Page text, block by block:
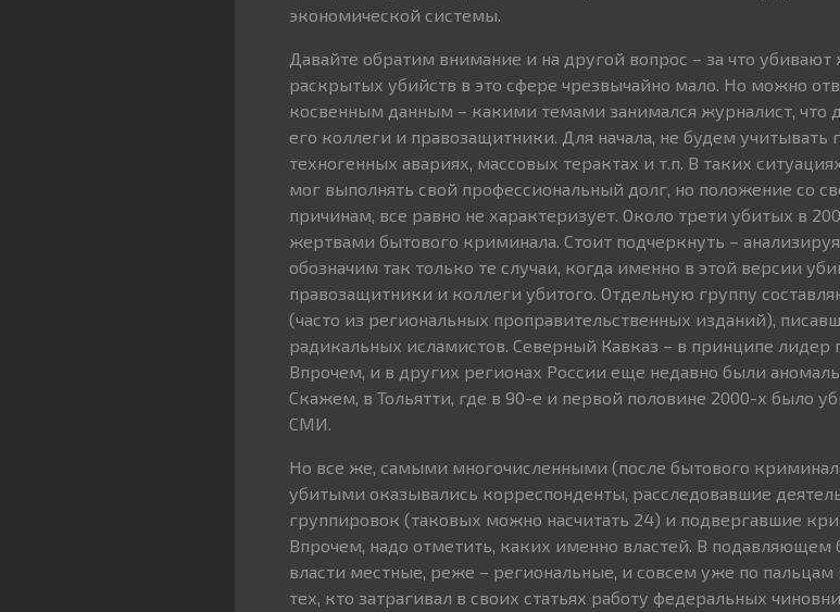
экономической системы.
Давайте обратим внимание и на другой вопрос – за что убивают
раскрытых убийств в это сфере чрезвычайно мало. Но можно
косвенным данным – какими темами занимался журналист, что
его коллеги и правозащитники. Для начала, не будем учитывать
техногенных авариях, массовых терактах и т.п. В таких
мог выполнять свой профессиональный долг, но положение со
причинам, все равно не характеризует. Около трети убитых в
жертвами бытового криминала. Стоит подчеркнуть –
обозначим так только те случаи, когда именно в этой версии
правозащитники и коллеги убитого. Отдельную группу
(часто из региональных проправительственных изданий),
радикальных исламистов. Северный Кавказ – в принципе лидер
Впрочем, и в других регионах России еще недавно были
Скажем, в Тольятти, где в 90-е и первой половине 2000-х было
СМИ.
Но все же, самыми многочисленными (после бытового
убитыми оказывались корреспонденты, расследовавшие
группировок (таковых можно насчитать 24) и подвергавшие
Впрочем, надо отметить, каких именно властей. В подавляющем
власти местные, реже – региональные, и совсем уже по пальцам
тех, кто затрагивал в своих статьях работу федеральных